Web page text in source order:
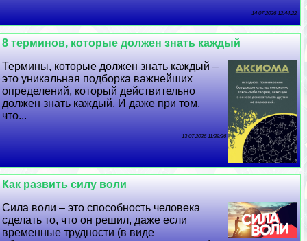
14 07 2026 12:44:22
8 терминов, которые должен знать каждый
Термины, которые должен знать каждый –
это уникальная подборка важнейших
определений, который действительно
должен знать каждый. И даже при том,
что...
13 07 2026 11:39:36
Как развить силу воли
Сила воли – это способность человека
сделать то, что он решил, даже если
временные трудности (в виде